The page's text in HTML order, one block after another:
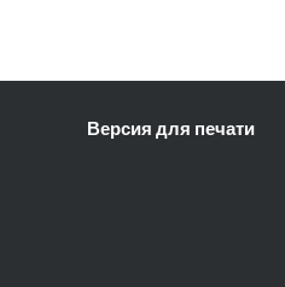
Версия для печати